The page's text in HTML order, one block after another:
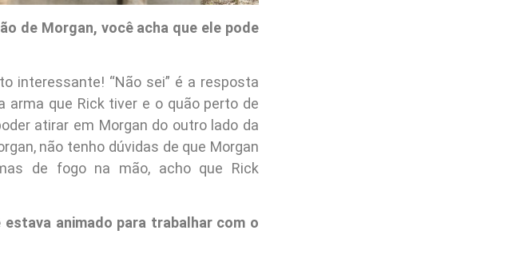
de Morgan, você acha que ele pode
interessante! “Não sei” é a resposta
arma que Rick tiver e o quão perto de
atirar em Morgan do outro lado da
não tenho dúvidas de que Morgan
de fogo na mão, acho que Rick
animado para trabalhar com o